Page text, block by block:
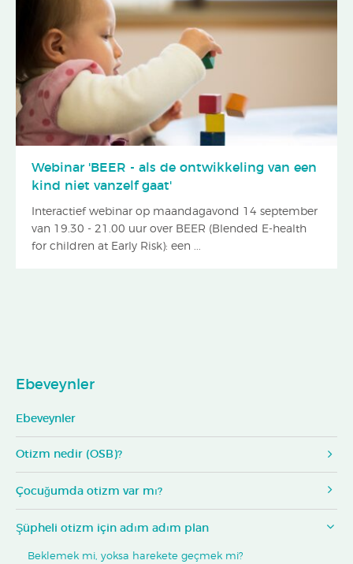
Webinar 'BEER - als de ontwikkeling van een
kind niet vanzelf gaat'
Interactief webinar op maandagavond 14 september
van 19.30 - 21.00 uur over BEER (Blended E-health
for children at Early Risk): een ...
Ebeveynler
Ebeveynler
Otizm nedir (OSB)?
Çocuğumda otizm var mı?
Şüpheli otizm için adım adım plan
Beklemek mi, yoksa harekete geçmek mi?